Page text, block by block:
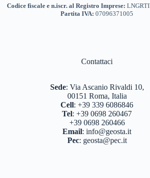
Codice fiscale e n.iscr. al Registro Imprese:
Partita IVA: 07096371005
Contattaci
Sede: Via Ascanio Rivaldi 10,
00151 Roma, Italia
Cell:+39 339 6086846
Tel:+39 0698 260467
+39 0698 260466
Email:info@geosta.it
Pec: geosta@pec.it